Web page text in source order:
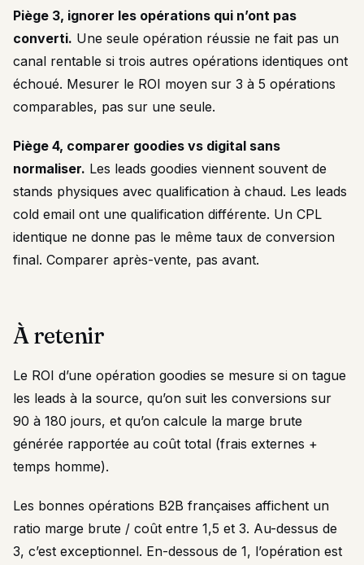
Piège 3, ignorer les opérations qui n’ont pas
converti. Une seule opération réussie ne fait pas un
canal rentable si trois autres opérations identiques ont
échoué. Mesurer le ROI moyen sur 3 à 5 opérations
comparables, pas sur une seule.
Piège 4, comparer goodies vs digital sans
normaliser. Les leads goodies viennent souvent de
stands physiques avec qualification à chaud. Les leads
cold email ont une qualification différente. Un CPL
identique ne donne pas le même taux de conversion
final. Comparer après-vente, pas avant.
À retenir
Le ROI d’une opération goodies se mesure si on tague
les leads à la source, qu’on suit les conversions sur
90 à 180 jours, et qu’on calcule la marge brute
générée rapportée au coût total (frais externes +
temps homme).
Les bonnes opérations B2B françaises affichent un
ratio marge brute / coût entre 1,5 et 3. Au-dessus de
3, c’est exceptionnel. En-dessous de 1, l’opération est